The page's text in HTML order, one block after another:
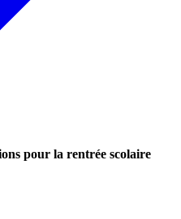
pour la rentrée scolaire